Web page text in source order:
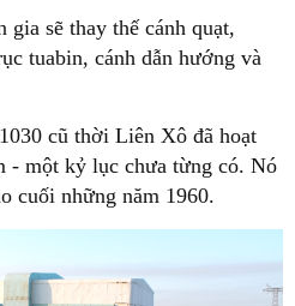
gia sẽ thay thế cánh quạt,
tuabin, cánh dẫn hướng và
cũ thời Liên Xô đã hoạt
- một kỷ lục chưa từng có. Nó
cuối những năm 1960.